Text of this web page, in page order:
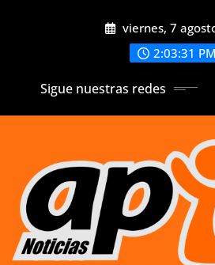
viernes, 7
2:03:32 PM
Sigue nuestras redes